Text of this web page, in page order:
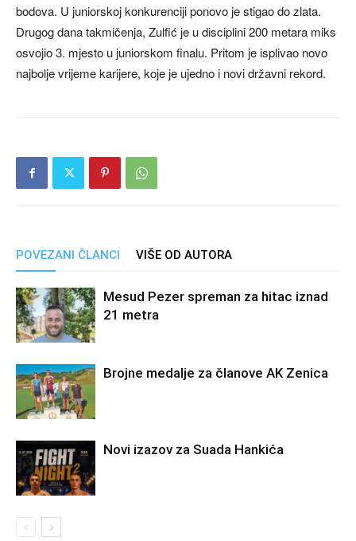
bodova. U juniorskoj konkurenciji ponovo je stigao do zlata.
Drugog dana takmičenja, Zulfić je u disciplini 200 metara miks
osvojio 3. mjesto u juniorskom finalu. Pritom je isplivao novo
najbolje vrijeme karijere, koje je ujedno i novi državni rekord.
POVEZANI ČLANCI VIŠE OD AUTORA
Mesud Pezer spreman za hitac iznad
21 metra
Brojne medalje za članove AK Zenica
Novi izazov za Suada Hankića